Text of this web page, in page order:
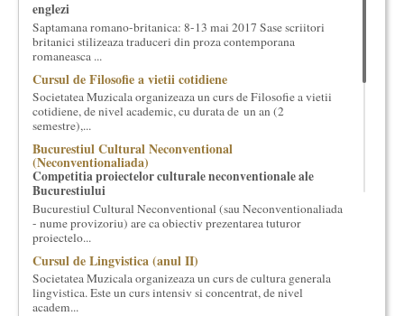
Facem management cultural, dezvoltam si administram proiecte
proprii sau preluate, modele si sisteme de finantare, marketing
cultural si consultanta. Organizam concursuri, concerte si
evenimente culturale, private sau publice, tinem cursuri de
cultura generala muzicala, teatrala, filosofica si de alte feluri.
Cuvinte in plus despre proiect, despre cei care il administreaza si
englezi
Saptamana romano-britanica: 8-13 mai 2017 Sase scriitori
britanici stilizeaza traduceri din proza contemporana
romaneasca ...
Cursul de Filosofie a vietii cotidiene
Societatea Muzicala organizeaza un curs de Filosofie a vietii
cotidiene, de nivel academic, cu durata de un an (2
semestre),...
Bucurestiul Cultural Neconventional
(Neconventionaliada)
Competitia proiectelor culturale neconventionale ale
Bucurestiului
Bucurestiul Cultural Neconventional (sau Neconventionaliada
- nume provizoriu) are ca obiectiv prezentarea tuturor
proiectelo...
Cursul de Lingvistica (anul II)
Societatea Muzicala organizeaza un curs de cultura generala
lingvistica. Este un curs intensiv si concentrat, de nivel
academ...